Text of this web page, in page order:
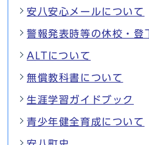
安八安心メールについて
警報発表時等の休校・登
ALTについて
無償教科書について
生涯学習ガイドブック
青少年健全育成について